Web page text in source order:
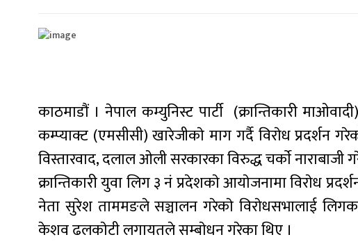
काठमाडौं । नेपाल कम्युनिस्ट पार्टी (क्रान्तिकारी
कम्प्याक्ट (एमसीसी) खारेजीकाे माग गर्दै विराेध प्रदर्शन
विस्तारवाद, दलाल ओली सरकारका विरुद्ध चर्काे नाराबाजी
क्रान्तिकारी युवा लिग ३ नं प्रदेशकाे आयाेजनामा विराेध
नेता सुरेश ताममङले सञ्चालन गरेकाे विराेधसभालाई
केशव ढलकाेटी लगायतले सम्बाेधन गरेका थिए ।